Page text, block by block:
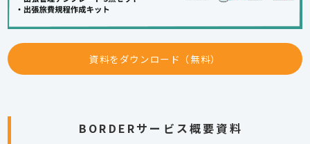
資料をダウンロード（無料）
BORDERサービス概要資料